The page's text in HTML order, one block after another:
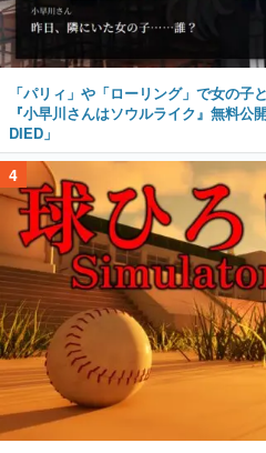
「パリィ」や「ローリング」で女の
『小早川さんはソウルライク』無料公
DIED」
4